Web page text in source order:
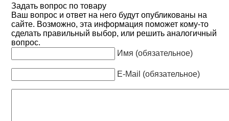
Задать вопрос по товару
Ваш вопрос и ответ на него будут опубликованы на
сайте. Возможно, эта информация поможет кому-то
сделать правильный выбор, или решить аналогичный
вопрос.
Имя (обязательное)
E-Mail (обязательное)